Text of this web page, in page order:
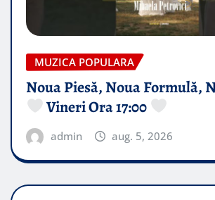
MUZICA POPULARA
Noua Piesă, Noua Formulă,
Vineri Ora 17:00
admin aug. 5, 2026